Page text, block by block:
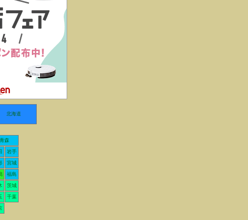
北海道
青森
岩手
宮城
福島
茨城
千葉